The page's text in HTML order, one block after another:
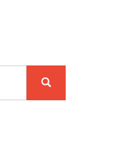
SEARCH